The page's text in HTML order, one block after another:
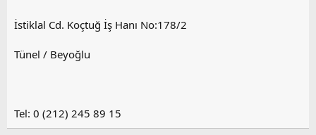
İstiklal Cd. Koçtuğ İş Hanı No:178/2
Tünel / Beyoğlu
Tel: 0 (212) 245 89 15